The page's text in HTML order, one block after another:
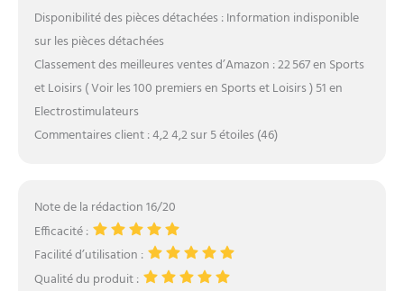
Disponibilité des pièces détachées : Information indisponible
sur les pièces détachées
Classement des meilleures ventes d’Amazon : 22 567 en Sports
et Loisirs ( Voir les 100 premiers en Sports et Loisirs ) 51 en
Electrostimulateurs
Commentaires client : 4,2 4,2 sur 5 étoiles (46)
Note de la rédaction 16/20
Efficacité :
Facilité d’utilisation :
Qualité du produit :